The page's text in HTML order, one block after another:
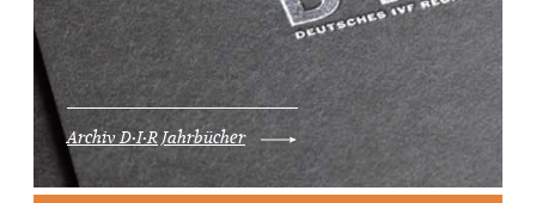
Archiv D·I·R Jahrbücher